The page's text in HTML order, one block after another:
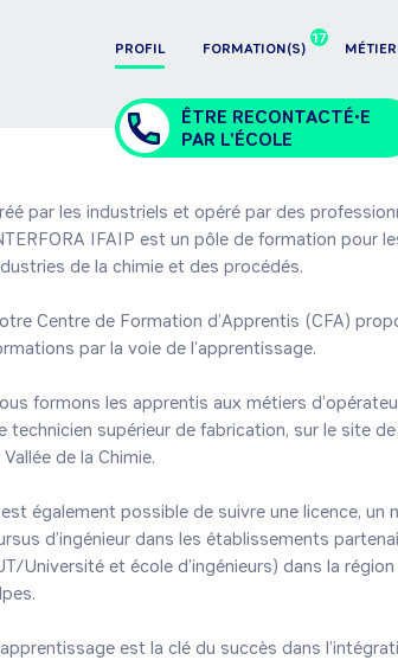
PROFIL
17
FORMATION(S)
ÊTRE RECONTACTÉ•E
PAR L'ÉCOLE
par les industriels et opéré par des
IFAIP est un pôle de formation pour
de la chimie et des procédés.
Centre de Formation d’Apprentis (CFA)
par la voie de l’apprentissage.
formons les apprentis aux métiers
technicien supérieur de fabrication, sur le site
Vallée de la Chimie.
également possible de suivre une licence, un
d’ingénieur dans les établissements
Université et école d’ingénieurs) dans la
est la clé du succès dans